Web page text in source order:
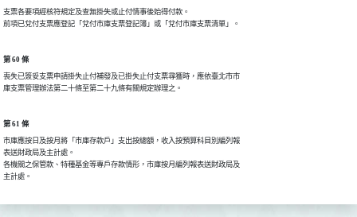
支票各要項經核符規定及查無掛失或止付情事後始得付款。
前項已兌付支票應登記「兌付市庫支票登記簿」或「兌付市庫支票清單」。
第 60 條
喪失已簽妥支票申請掛失止付補發及已掛失止付支票尋獲時，應依臺北市市
庫支票管理辦法第二十條至第二十九條有關規定辦理之。
第 61 條
市庫應按日及按月將「市庫存款戶」支出按總額，收入按預算科目別編列報
表送財政局及主計處。
各機關之保管款、特種基金等專戶存款情形，市庫按月編列報表送財政局及
主計處。